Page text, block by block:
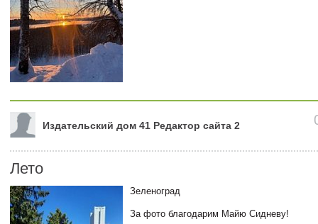
Издательский дом 41 Редактор сайта 2
Лето
Зеленоград
За фото благодарим Майю Сидневу!